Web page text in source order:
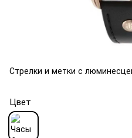
Стрелки и метки с
Цвет